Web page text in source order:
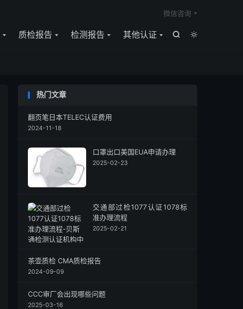


质检报告 检测报告 其他认证
微信咨询
热门文章
翻页笔日本TELEC认证费用
2024-11-18
口罩出口美国EUA申请办理
2025-02-23
交通部过检1077认证1078标
准办理流程
2025-02-21
茶壶质检 CMA质检报告
2024-09-09
CCC审厂会出现哪些问题
2025-03-16